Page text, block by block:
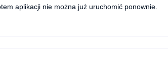
aplikacji nie można już uruchomić ponownie.